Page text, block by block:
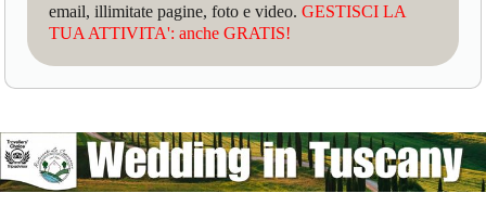
email, illimitate pagine, foto e video.GESTISCI LA
TUA ATTIVITA': anche GRATIS!